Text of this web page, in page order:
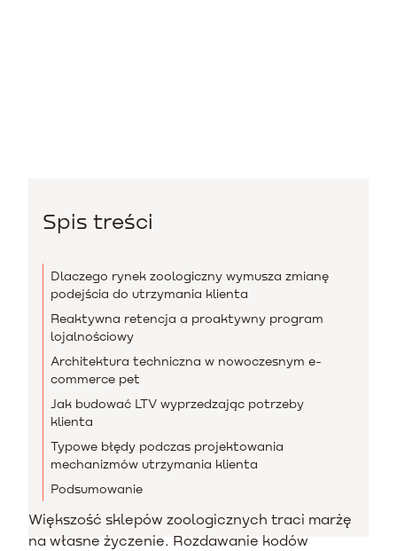
Spis treści
Dlaczego rynek zoologiczny wymusza zmianę
podejścia do utrzymania klienta
Reaktywna retencja a proaktywny program
lojalnościowy
Architektura techniczna w nowoczesnym e-
commerce pet
Jak budować LTV wyprzedzając potrzeby
klienta
Typowe błędy podczas projektowania
mechanizmów utrzymania klienta
Podsumowanie
Większość sklepów zoologicznych traci marżę
na własne życzenie. Rozdawanie kodów